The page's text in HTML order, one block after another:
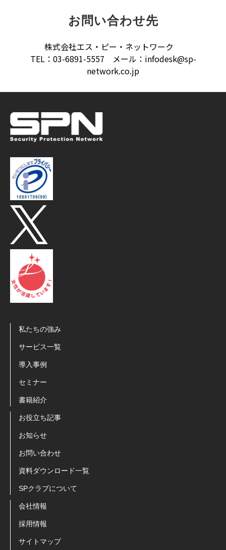
お問い合わせ先
株式会社エス・ピー・ネットワーク
TEL：03-6891-5557 メール：infodesk@sp-
network.co.jp
私たちの強み
サービス一覧
導入事例
セミナー
書籍紹介
お役立ち記事
お知らせ
お問い合わせ
資料ダウンロード一覧
SPクラブについて
会社情報
採用情報
サイトマップ